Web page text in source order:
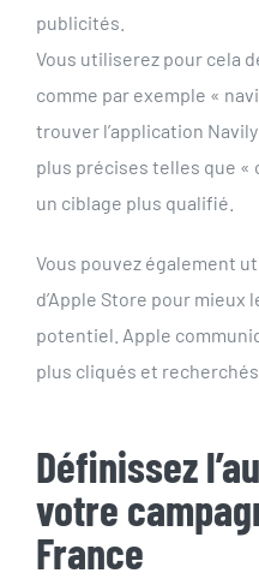
publicités.
Vous utiliserez pour cela
comme par exemple «
trouver l’application
plus précises telles que
un ciblage plus qualifié.
Vous pouvez également
d’Apple Store pour
potentiel. Apple
plus cliqués et recherchés.
Définissez
votre
France